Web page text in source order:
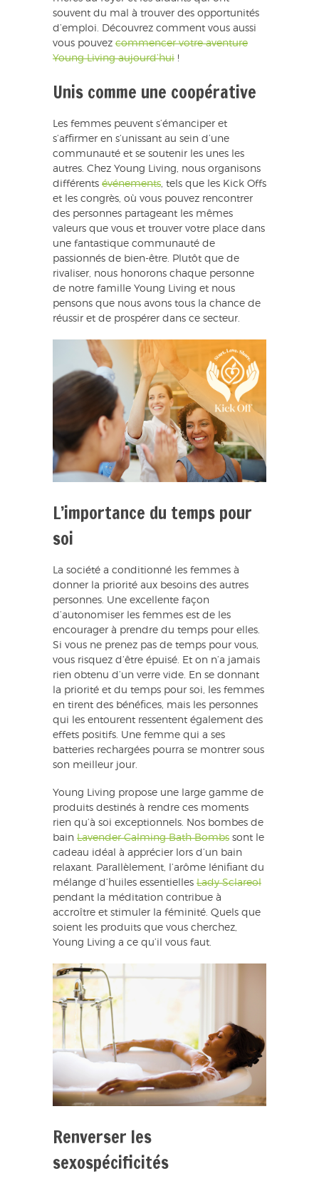
souvent du mal à trouver des opportunités
d’emploi. Découvrez comment vous aussi
vous pouvez commencer votre aventure
Young Living aujourd’hui !
Unis comme une coopérative
Les femmes peuvent s’émanciper et
s’affirmer en s’unissant au sein d’une
communauté et se soutenir les unes les
autres. Chez Young Living, nous organisons
différents événements, tels que les Kick Offs
et les congrès, où vous pouvez rencontrer
des personnes partageant les mêmes
valeurs que vous et trouver votre place dans
une fantastique communauté de
passionnés de bien-être. Plutôt que de
rivaliser, nous honorons chaque personne
de notre famille Young Living et nous
pensons que nous avons tous la chance de
réussir et de prospérer dans ce secteur.
L’importance du temps pour
soi
La société a conditionné les femmes à
donner la priorité aux besoins des autres
personnes. Une excellente façon
d’autonomiser les femmes est de les
encourager à prendre du temps pour elles.
Si vous ne prenez pas de temps pour vous,
vous risquez d’être épuisé. Et on n’a jamais
rien obtenu d’un verre vide. En se donnant
la priorité et du temps pour soi, les femmes
en tirent des bénéfices, mais les personnes
qui les entourent ressentent également des
effets positifs. Une femme qui a ses
batteries rechargées pourra se montrer sous
son meilleur jour.
Young Living propose une large gamme de
produits destinés à rendre ces moments
rien qu’à soi exceptionnels. Nos bombes de
bain Lavender Calming Bath Bombs sont le
cadeau idéal à apprécier lors d’un bain
relaxant. Parallèlement, l’arôme lénifiant du
mélange d’huiles essentielles Lady Sclareol
pendant la méditation contribue à
accroître et stimuler la féminité. Quels que
soient les produits que vous cherchez,
Young Living a ce qu’il vous faut.
Renverser les
sexospécificités